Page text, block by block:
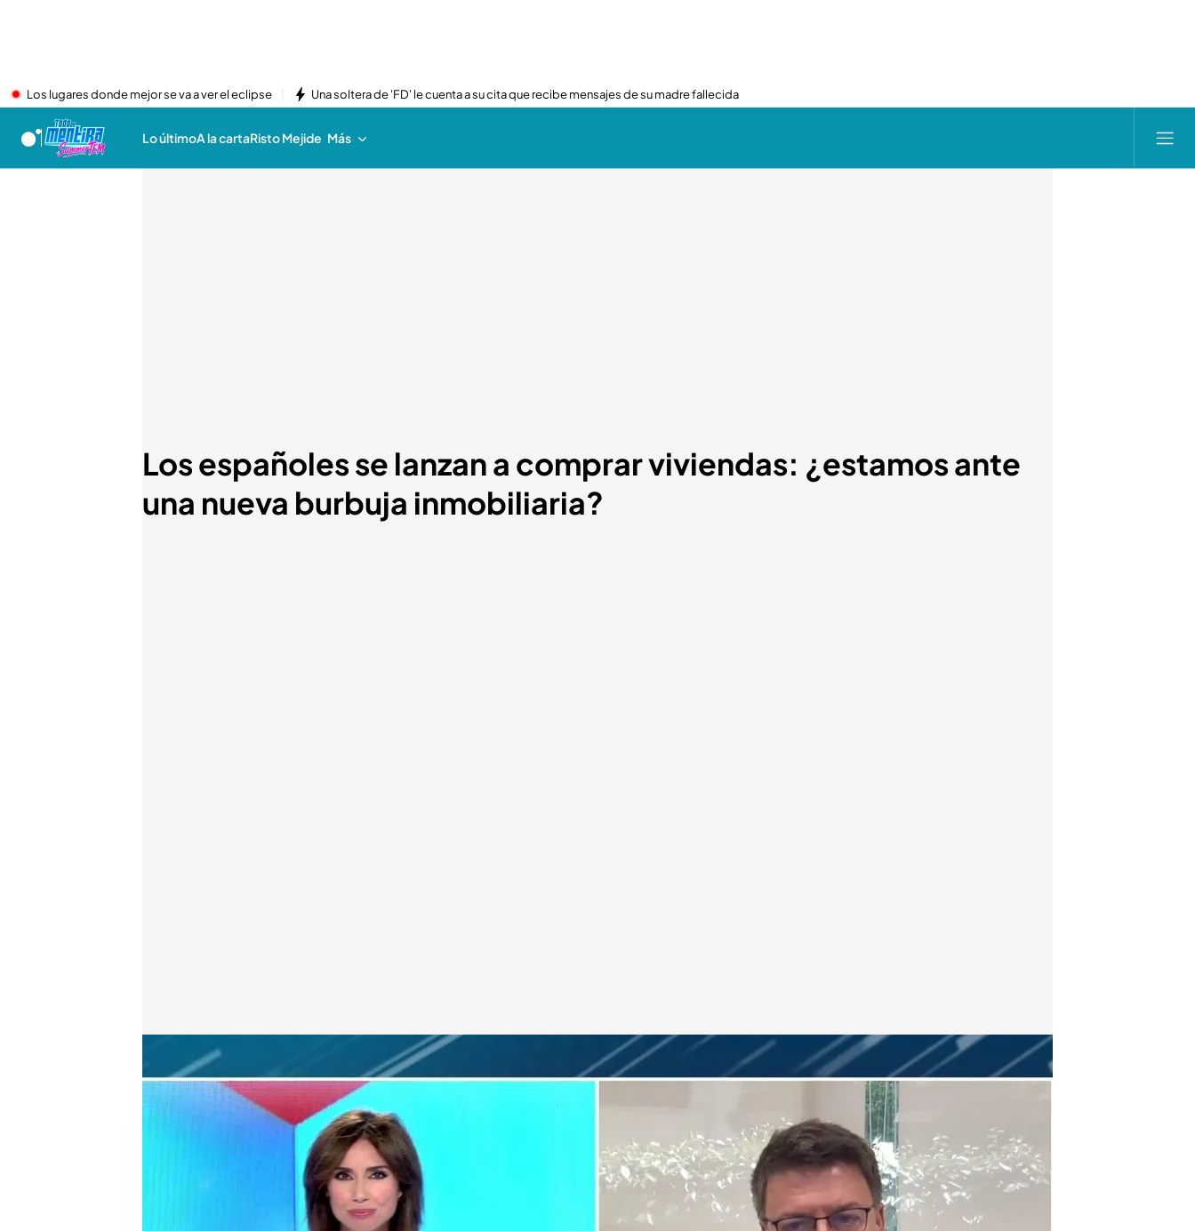
Los lugares donde mejor se va a ver el eclipse Una soltera de 'FD' le cuenta a su cita que recibe mensajes de su madre fallecida
Lo últimoA la cartaRisto Mejide Más
Los españoles se lanzan a comprar viviendas: ¿estamos ante
una nueva burbuja inmobiliaria?
Los españoles se lanzan a comprar viviendas: ¿estamos ante una nueva burbuja inmobiliaria?
Todo es mentira
27 MAY 2022 - 17:35h.
En marzo se firmaron 43.378 hipotecas, un 18% más que en el mismo
mes del año anterior.
El economista Santiago Carbó descarta que en breve volvamos a